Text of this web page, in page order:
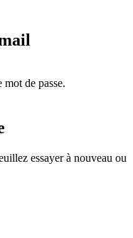
de passe.
essayer à nouveau ou